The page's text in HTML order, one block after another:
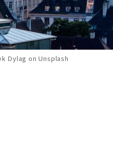
Dylag on Unsplash